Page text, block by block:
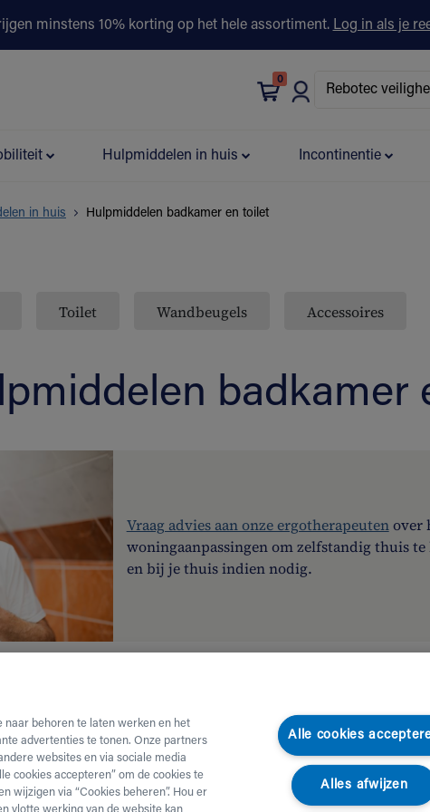
minstens 10% korting op het hele assortiment. Log in als je
Advies & Partners▾
0
Hulpmiddelen in huis Incontinentie
in huis Hulpmiddelen badkamer en toilet
Toilet Wandbeugels Accessoires
badkamer
Vraag advies aan onze ergotherapeutenover
woningaanpassingen om zelfstandig thuis
en bij je thuis indien nodig.
naar behoren te laten werken en het
advertenties te tonen. Onze partners
websites en via sociale media
cookies accepteren” om de cookies te
wijzigen via “Cookies beheren”. Hou er
Alle cookies
Alles afwijzen